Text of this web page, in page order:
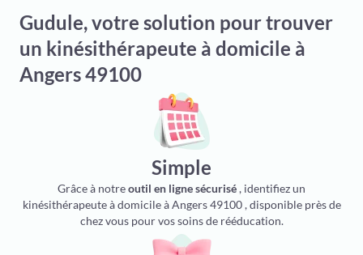
Gudule, votre solution pour trouver
un kinésithérapeute à domicile à
Angers 49100
Simple
Grâce à notreoutil en ligne sécurisé, identifiez un
kinésithérapeute à domicile à Angers 49100 , disponible près de
chez vous pour vos soins de rééducation.